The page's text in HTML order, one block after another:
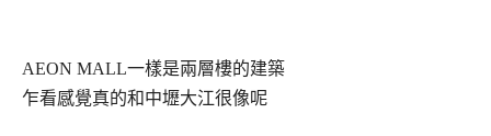
AEON MALL一樣是兩層樓的建築
乍看感覺真的和中壢大江很像呢